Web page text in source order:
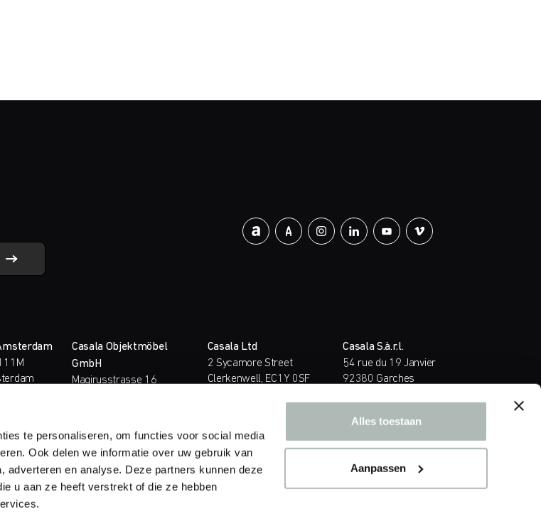
te personaliseren, om functies voor social media
Ook delen we informatie over uw gebruik van
en analyse. Deze partners kunnen deze
u aan ze heeft verstrekt of die ze hebben
Alles toestaan
Aanpassen
39 80
Casala Objektmöbel
GmbH
Magirusstrasse 16
E.casala@casala.com
Casala Ltd
2 Sycamore Street
Clerkenwell, EC1Y 0SF
E.sales@casala.com
Casala S.à.r.l.
54 rue du 19 Janvier
92380 Garches
E.contact@casala.com